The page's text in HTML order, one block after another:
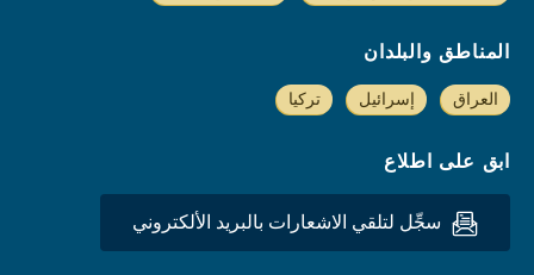
المناطق والبلدان
العراق إسرائيل تركيا
ابق على اطلاع
سجِّل لتلقي الاشعارات بالبريد الألكتروني